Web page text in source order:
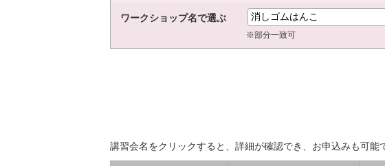
ワークショップ名で選ぶ
※部分一致可
講習会名をクリックすると、詳細が確認でき、お申込みも可能